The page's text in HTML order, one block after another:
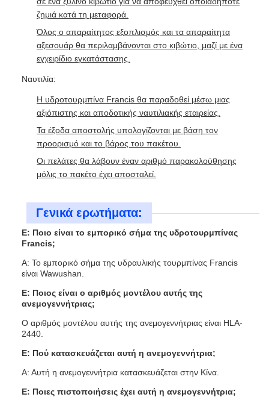
ζημιά κατά τη μεταφορά.
Όλος ο απαραίτητος εξοπλισμός και τα απαραίτητα
αξεσουάρ θα περιλαμβάνονται στο κιβώτιο, μαζί με ένα
εγχειρίδιο εγκατάστασης.
Ναυτιλία:
Η υδροτουρμπίνα Francis θα παραδοθεί μέσω μιας
αξιόπιστης και αποδοτικής ναυτιλιακής εταιρείας.
Τα έξοδα αποστολής υπολογίζονται με βάση τον
προορισμό και το βάρος του πακέτου.
Οι πελάτες θα λάβουν έναν αριθμό παρακολούθησης
μόλις το πακέτο έχει αποσταλεί.
Γενικά ερωτήματα:
Ε: Ποιο είναι το εμπορικό σήμα της υδροτουρμπίνας
Francis;
Α: Το εμπορικό σήμα της υδραυλικής τουρμπίνας Francis
είναι Wawushan.
Ε: Ποιος είναι ο αριθμός μοντέλου αυτής της
ανεμογεννήτριας;
Ο αριθμός μοντέλου αυτής της ανεμογεννήτριας είναι HLA-
2440.
Ε: Πού κατασκευάζεται αυτή η ανεμογεννήτρια;
Α: Αυτή η ανεμογεννήτρια κατασκευάζεται στην Κίνα.
Ε: Ποιες πιστοποιήσεις έχει αυτή η ανεμογεννήτρια;